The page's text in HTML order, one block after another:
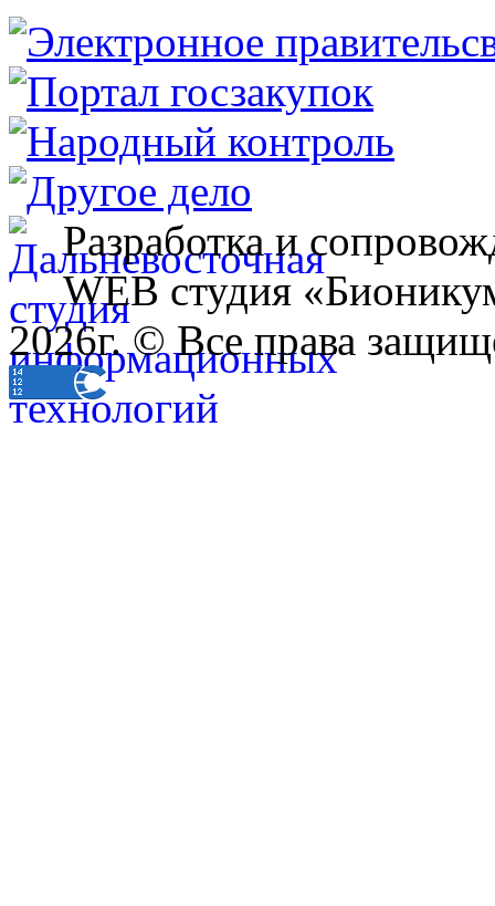
Разработка и
WEB студия
2026г. © Все права